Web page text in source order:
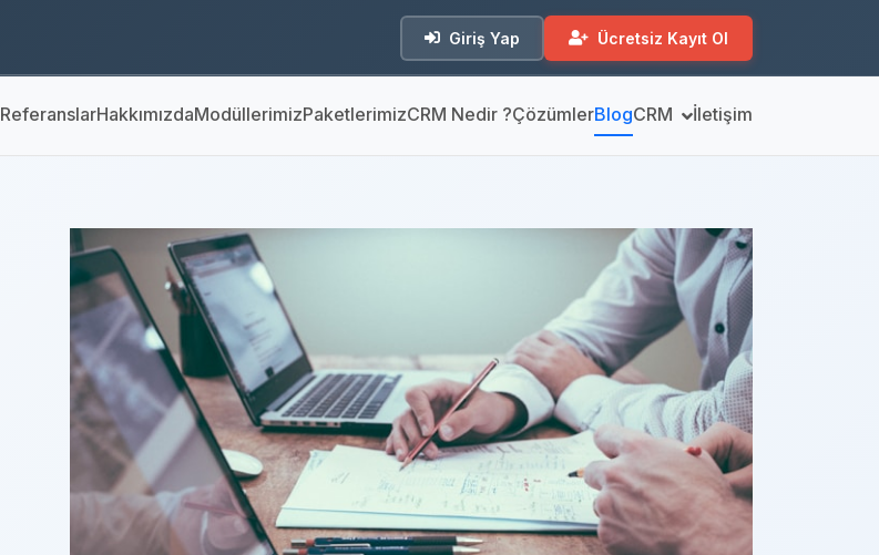
Giriş Yap Ücretsiz Kayıt Ol
ReferanslarHakkımızdaModüllerimizPaketlerimizCRM Nedir ?ÇözümlerBlogCRM İletişim